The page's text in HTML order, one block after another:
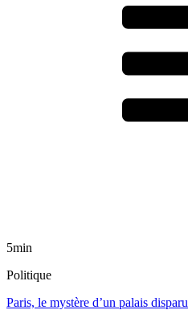
5min
Politique
Paris, le mystère d’un palais disparu